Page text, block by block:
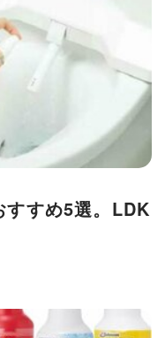
すすめ5選。LDK